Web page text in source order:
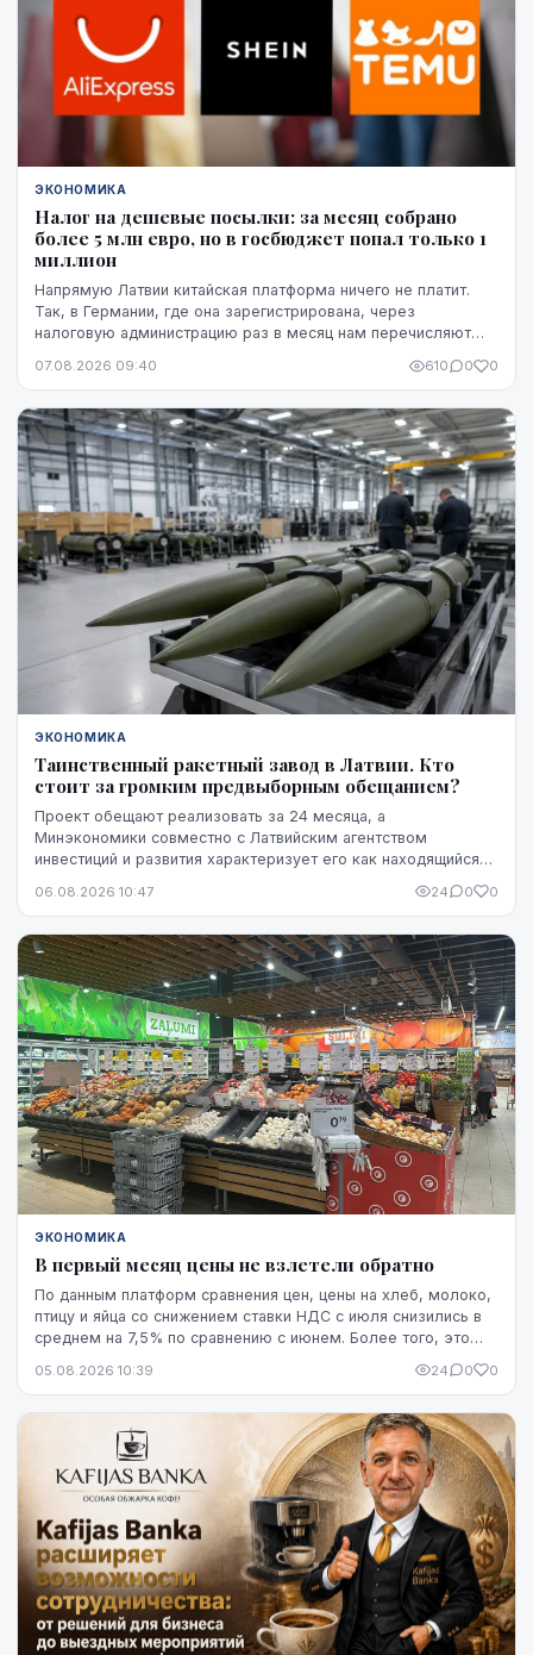
ЭКОНОМИКА
Налог на дешевые посылки: за месяц собрано
более 5 млн евро, но в госбюджет попал только 1
миллион
Напрямую Латвии китайская платформа ничего не платит.
Так, в Германии, где она зарегистрирована, через
налоговую администрацию раз в месяц нам перечисляют
платит в той стране, где товар предъявляется таможне,
07.08.2026 09:40 610 0 0
ЭКОНОМИКА
Таинственный ракетный завод в Латвии. Кто
стоит за громким предвыборным обещанием?
Проект обещают реализовать за 24 месяца, а
Минэкономики совместно с Латвийским агентством
инвестиций и развития характеризует его как находящийся
ни модель ракет, ни владелец технологий, ни
необходимого финансирования уже обеспечена и на чем
основан прогноз экспорта.
06.08.2026 10:47 24 0 0
ЭКОНОМИКА
В первый месяц цены не взлетели обратно
По данным платформ сравнения цен, цены на хлеб, молоко,
птицу и яйца со снижением ставки НДС с июля снизились в
среднем на 7,5% по сравнению с июнем. Более того, это
данный момент - до начала августа.
05.08.2026 10:39 24 0 0